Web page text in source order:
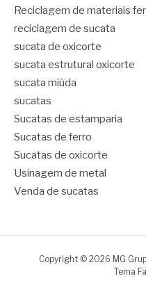
Reciclagem de materiais
reciclagem de sucata
sucata de oxicorte
sucata estrutural oxicorte
sucata miúda
sucatas
Sucatas de estamparia
Sucatas de ferro
Sucatas de oxicorte
Usinagem de metal
Venda de sucatas
Copyright © 2026 MG
Tema